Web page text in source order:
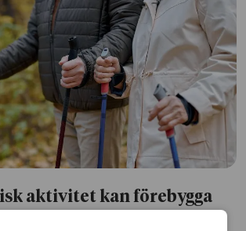
aktivitet kan förebygga